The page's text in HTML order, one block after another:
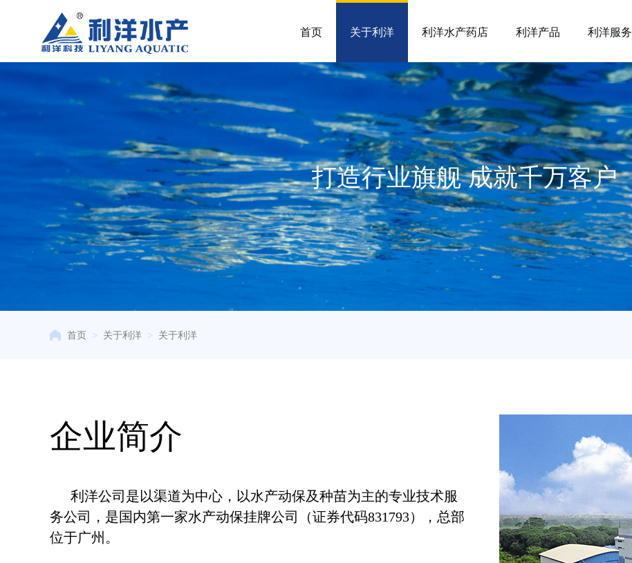
首页 关于利洋 利洋水产药店 利洋产品 利洋服务
打造行业旗舰 成就千万客户
首页 > 关于利洋 > 关于利洋
企业简介
利 洋公司是以渠道为中心，以水产动保及种苗为主的专业技术服
务公司
，是国内第一家水产动保挂牌公司（证券代码831793），总部
位于广州。